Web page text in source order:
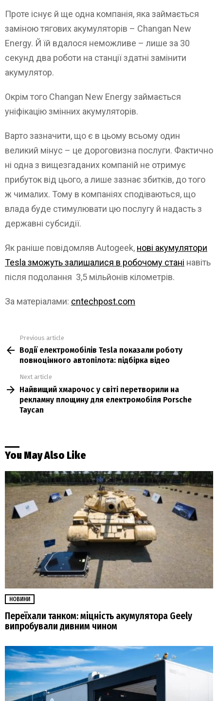
Проте існує й ще одна компанія, яка займається
заміною тягових акумуляторів – Changan New
Energy. Й їй вдалося неможливе – лише за 30
секунд два роботи на станції здатні замінити
акумулятор.
Окрім того Changan New Energy займається
уніфікацію змінних акумуляторів.
Варто зазначити, що є в цьому всьому один
великий мінус – це дороговизна послуги. Фактично
ні одна з вищезгаданих компаній не отримує
прибуток від цього, а лише зазнає збитків, до того
ж чималих. Тому в компаніях сподіваються, що
влада буде стимулювати цю послугу й надасть з
державні субсидії.
Як раніше повідомляв Autogeek, нові акумулятори
Tesla зможуть залишалися в робочому стані навіть
після подолання 3,5 мільйонів кілометрів.
За матеріалами: cntechpost.com
more
Previous article
Водії електромобілів Tesla показали роботу
повноцінного автопілота: підбірка відео
Next article
Найвищий хмарочос у світі перетворили на
рекламну площину для електромобіля Porsche
Taycan
You May Also Like
НОВИНИ
Переїхали танком: міцність акумулятора Geely
випробували дивним чином